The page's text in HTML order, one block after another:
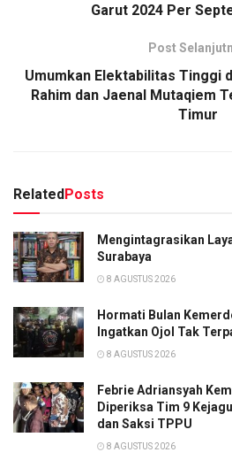
Garut 2024 Per
Post
Umumkan Elektabilitas Tinggi
Rahim dan Jaenal Mutaqiem
Timur
RelatedPosts
Mengintagrasikan
Surabaya
8 AGUSTUS 2026
Hormati Bulan
Ingatkan Ojol Tak
8 AGUSTUS 2026
Febrie Adriansyah
Diperiksa Tim 9
dan Saksi TPPU
8 AGUSTUS 2026